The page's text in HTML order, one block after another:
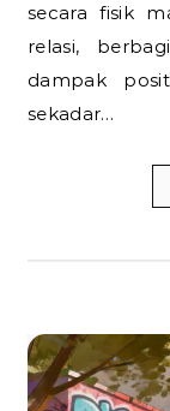
secara fisik
relasi,
dampak
sekadar…